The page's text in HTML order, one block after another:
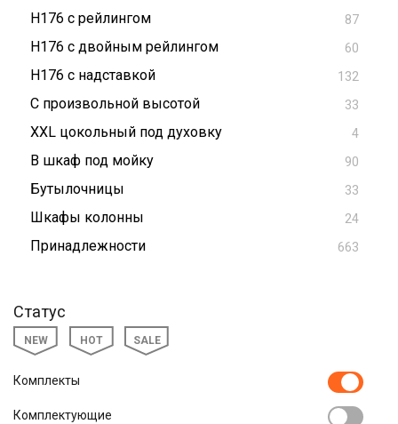
H176 с рейлингом 87
H176 с двойным рейлингом 60
H176 с надставкой 132
С произвольной высотой 33
XXL цокольный под духовку 4
В шкаф под мойку 90
Бутылочницы 33
Шкафы колонны 24
Принадлежности 663
Статус
NEW HOT SALE
Комплекты
Комплектующие